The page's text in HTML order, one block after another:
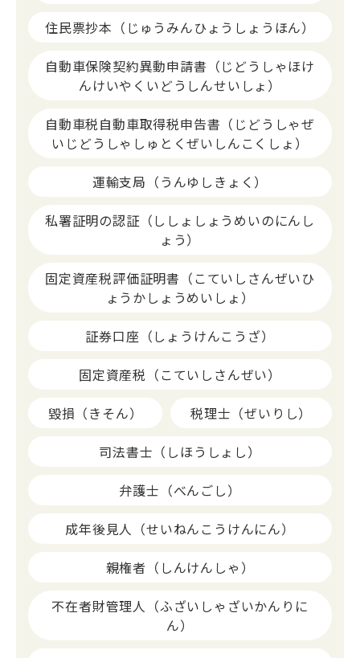
住民票抄本（じゅうみんひょうしょうほん）
自動車保険契約異動申請書（じどうしゃほけ
んけいやくいどうしんせいしょ）
自動車税自動車取得税申告書（じどうしゃぜ
いじどうしゃしゅとくぜいしんこくしょ）
運輸支局（うんゆしきょく）
私署証明の認証（ししょしょうめいのにんし
ょう）
固定資産税評価証明書（こていしさんぜいひ
ょうかしょうめいしょ）
証券口座（しょうけんこうざ）
固定資産税（こていしさんぜい）
毀損（きそん）
税理士（ぜいりし）
司法書士（しほうしょし）
弁護士（べんごし）
成年後見人（せいねんこうけんにん）
親権者（しんけんしゃ）
不在者財管理人（ふざいしゃざいかんりに
ん）